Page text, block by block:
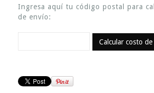
Ingresa aquí tu código postal para
de envío:
Calcular costo